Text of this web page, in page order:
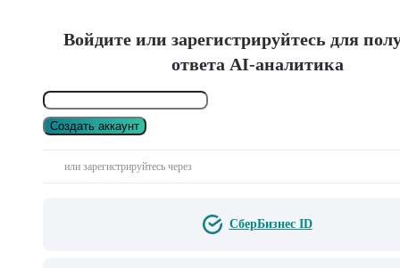
Войдите или зарегистрируйтесь для
ответа AI-аналитика
Создать аккаунт
или зарегистрируйтесь через
СберБизнес ID